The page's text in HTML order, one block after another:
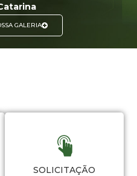
GALERIA
SOLICITAÇÃO